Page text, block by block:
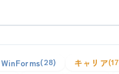
WinForms 28 キャリア 17